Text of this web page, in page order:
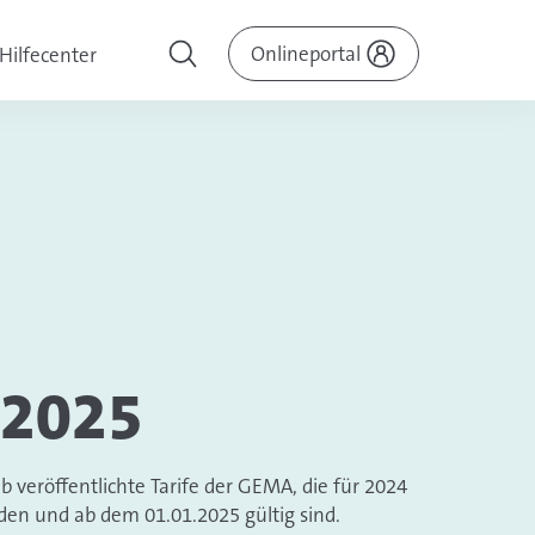
Hilfecenter Onlineportal
veröffentlichte Tarife der GEMA, die für 2024
und ab dem 01.01.2025 gültig sind.